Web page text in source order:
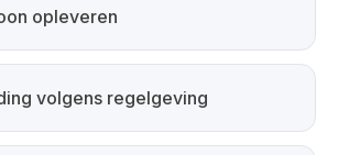
opleveren
volgens regelgeving